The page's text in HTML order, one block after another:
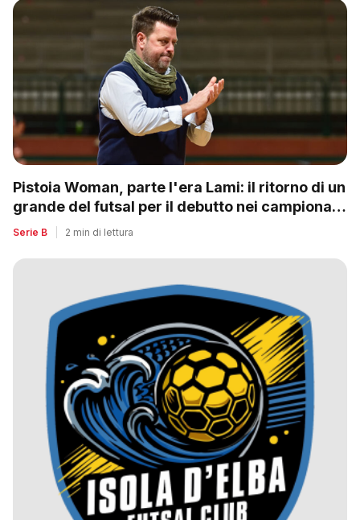
Pistoia Woman, parte l'era Lami: il ritorno di un
grande del futsal per il debutto nei campionati
nazionali
Serie B 2 min di lettura